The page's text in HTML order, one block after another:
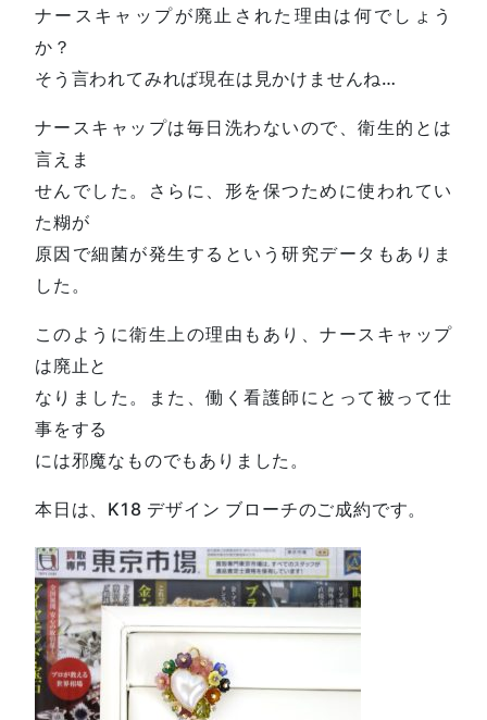
ナースキャップが廃止された理由は何でしょう
か？
そう言われてみれば現在は見かけませんね…
ナースキャップは毎日洗わないので、衛生的とは
言えま
せんでした。さらに、形を保つために使われてい
た糊が
原因で細菌が発生するという研究データもありま
した。
このように衛生上の理由もあり、ナースキャップ
は廃止と
なりました。また、働く看護師にとって被って仕
事をする
には邪魔なものでもありました。
本日は、K18 デザイン ブローチのご成約です。